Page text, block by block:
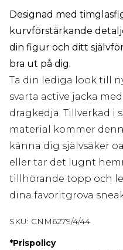
Designad med
kurvförstärkande
din figur och ditt
bra ut på dig.
Ta din lediga look till
svarta active jacka
dragkedja. Tillverkad i
material kommer
känna dig självsäker
eller tar det lugnt
tillhörande topp och
dina favoritgrova
SKU: CNM6279/4/44
*Prispolicy